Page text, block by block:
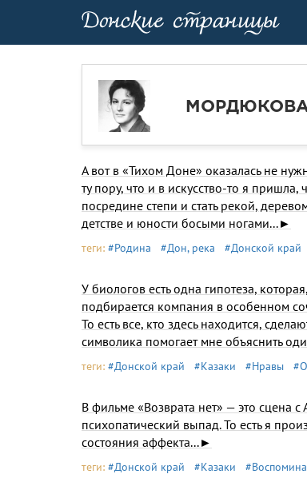
МОРДЮКОВА
А вот в «Тихом Доне» оказалась не
ту пору, что и в искусство-то я
посредине степи и стать рекой,
детстве и юности босыми ногами...►
теги: #Родина #Дон, река #Донской край
У биологов есть одна гипотеза,
подбирается компания в особенном
То есть все, кто здесь находится,
символика помогает мне объяснить
теги: #Донской край #Казаки #Нравы
В фильме «Возврата нет» — это сцена
пси­хопатический выпад. То есть я
состояния аффекта...►
теги: #Донской край #Казаки